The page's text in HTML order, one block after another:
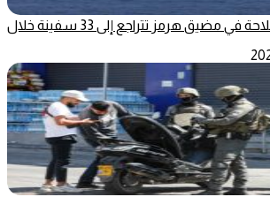
بيانات: حركة الملاحة في مضيق هرمز تتراجع إلى 33 سفينة خلال